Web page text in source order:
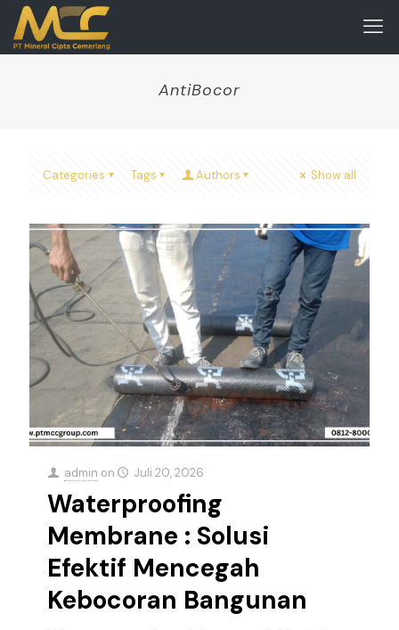
AntiBocor
Categories Tags Authors Show all
admin on Juli 20, 2026
Waterproofing
Membrane : Solusi
Efektif Mencegah
Kebocoran Bangunan